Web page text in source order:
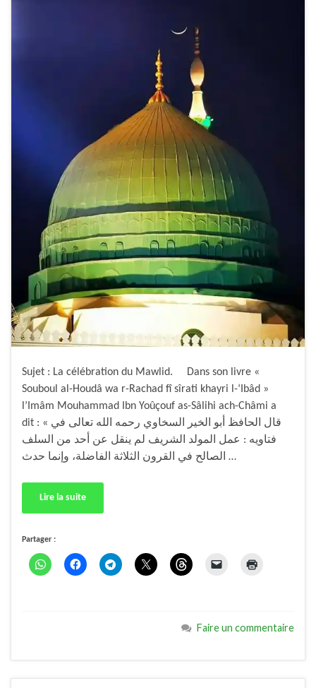
Sujet : La célébration du Mawlid. Dans son livre «
Souboul al-Houdâ wa r-Rachad fî sîrati khayri l-‘Ibâd »
l’Imâm Mouhammad Ibn Yoûçouf as-Sâlihi ach-Châmi a
dit : « قال الحافظ أبو الخير السخاوي رحمه الله تعالى في
فتاويه : عمل المولد الشريف لم ينقل عن أحد من السلف
الصالح في القرون الثلاثة الفاضلة، وإنما حدث …
Lire la suite
Partager :
Faire un commentaire